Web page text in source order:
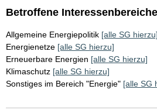
Betroffene
Allgemeine Energiepolitik [alle SG hierzu]
Energienetze [alle SG hierzu]
Erneuerbare Energien [alle SG hierzu]
Klimaschutz [alle SG hierzu]
Sonstiges im Bereich "Energie" [alle SG